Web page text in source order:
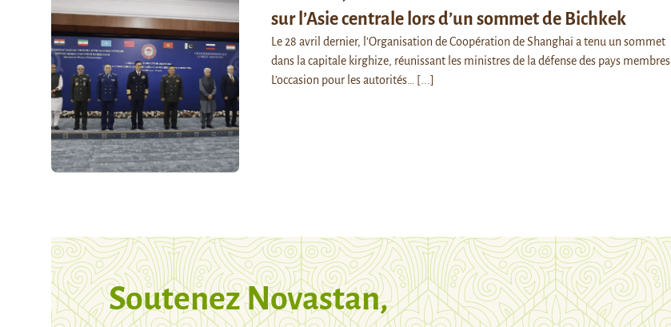
sur l’Asie centrale lors d’un sommet de Bichkek
Le 28 avril dernier, l’Organisation de Coopération de Shanghaï a tenu un sommet
dans la capitale kirghize, réunissant les ministres de la défense des pays membres.
L’occasion pour les autorités…
[...]
Soutenez Novastan,